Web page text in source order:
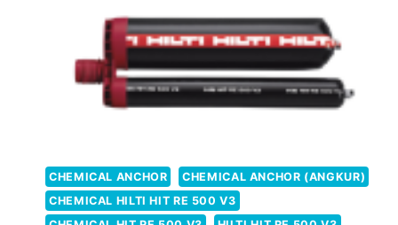
CHEMICAL ANCHOR
CHEMICAL ANCHOR (ANGKUR)
CHEMICAL HILTI HIT RE 500 V3